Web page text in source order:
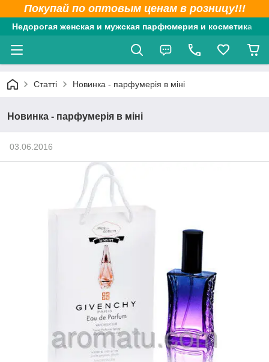
Покупай по оптовым ценам в розницу!!!
Недорогая женская и мужская парфюмерия и косметика
Статті Новинка - парфумерія в міні
Новинка - парфумерія в міні
03.06.2016